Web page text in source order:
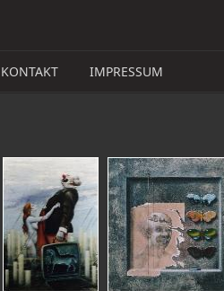
KONTAKT IMPRESSUM